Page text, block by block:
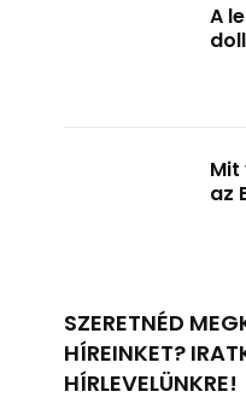
A
az
SZERETNÉD
HÍREINKET?
HÍRLEVELÜNKRE!